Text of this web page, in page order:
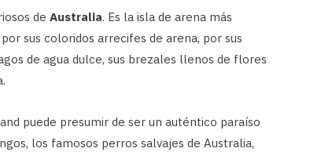
de Australia. Es la isla de arena más
sus coloridos arrecifes de arena, por sus
de agua dulce, sus brezales llenos de flores
puede presumir de ser un auténtico paraíso
los famosos perros salvajes de Australia,